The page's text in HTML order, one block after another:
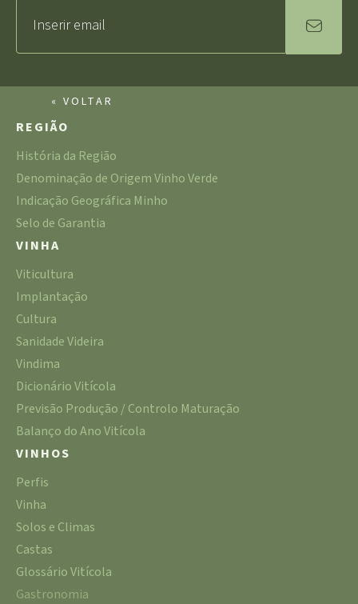
« VOLTAR
REGIÃO
História da Região
Denominação de Origem Vinho Verde
Indicação Geográfica Minho
Selo de Garantia
VINHA
Viticultura
Implantação
Cultura
Sanidade Videira
Vindima
Dicionário Vitícola
Previsão Produção / Controlo Maturação
Balanço do Ano Vitícola
VINHOS
Perfis
Vinha
Solos e Climas
Castas
Glossário Vitícola
Gastronomia